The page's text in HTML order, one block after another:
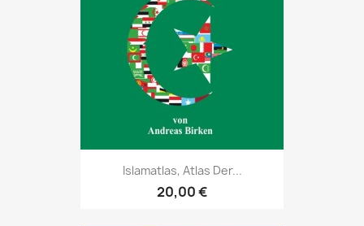
Islamatlas, Atlas Der...
20,00 €